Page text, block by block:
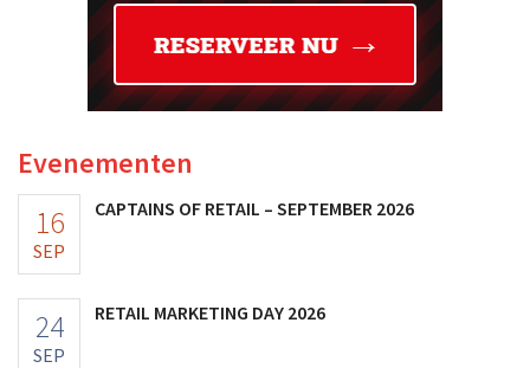
Evenementen
16
SEP
CAPTAINS OF RETAIL – SEPTEMBER 2026
24
SEP
RETAIL MARKETING DAY 2026